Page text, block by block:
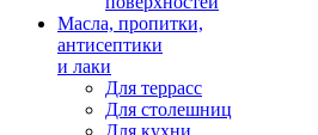
Масла, пропитки,
антисептики
и лаки
Для террасс
Для столешниц
Для кухни